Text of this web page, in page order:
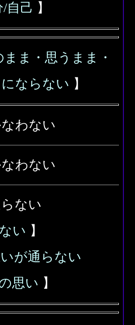
/自己 】
ま・思うまま・
ならない 】
わない
わない
ない
い 】
が通らない
思い 】